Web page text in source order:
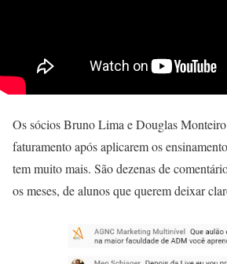
Os sócios Bruno Lima e Douglas
faturamento após aplicarem os
tem muito mais. São dezenas de
os meses, de alunos que querem deixar